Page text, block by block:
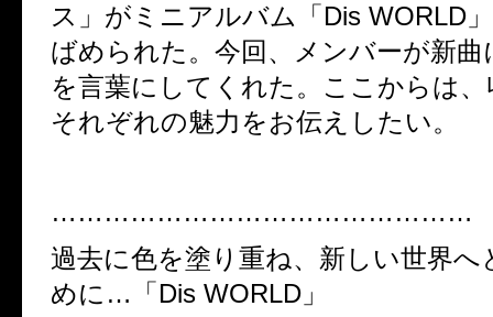
ス」がミニアルバム「Dis WORLD
ばめられた。今回、メンバーが新曲
を言葉にしてくれた。ここからは
それぞれの魅力をお伝えしたい。
…………………………………………
過去に色を塗り重ね、新しい世界へ
めに…「Dis WORLD」